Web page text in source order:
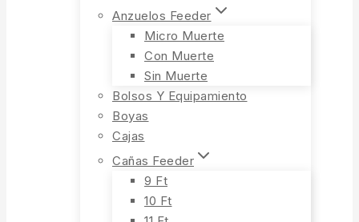
Anzuelos Feeder
Micro Muerte
Con Muerte
Sin Muerte
Bolsos Y Equipamiento
Boyas
Cajas
Cañas Feeder
9 Ft
10 Ft